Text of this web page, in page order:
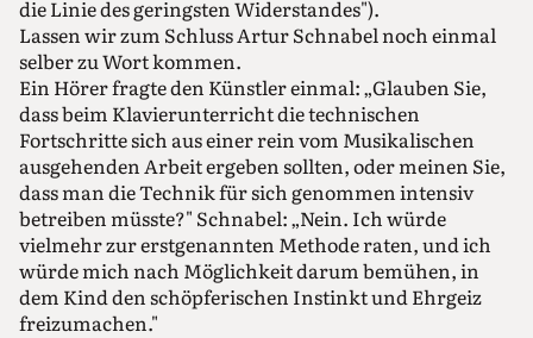
die Linie des geringsten Widerstandes").
Lassen wir zum Schluss Artur Schnabel noch einmal
selber zu Wort kommen.
Ein Hörer fragte den Künstler einmal: „Glauben Sie,
dass beim Klavierunterricht die technischen
Fortschritte sich aus einer rein vom Musikalischen
ausgehenden Arbeit ergeben sollten, oder meinen Sie,
dass man die Technik für sich genommen intensiv
betreiben müsste?" Schnabel: „Nein. Ich würde
vielmehr zur erstgenannten Methode raten, und ich
würde mich nach Möglichkeit darum bemühen, in
dem Kind den schöpferischen Instinkt und Ehrgeiz
freizumachen."